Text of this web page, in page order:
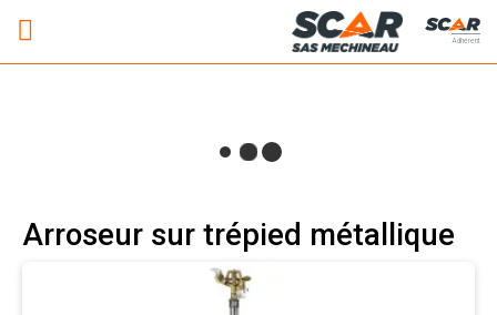
Adhérent
Arroseur sur trépied métallique